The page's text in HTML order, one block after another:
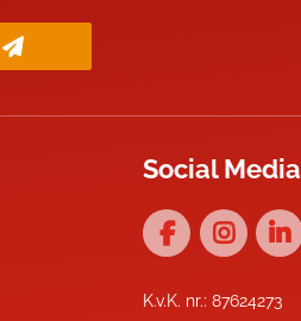
Social Media
K.v.K. nr.: 87624273